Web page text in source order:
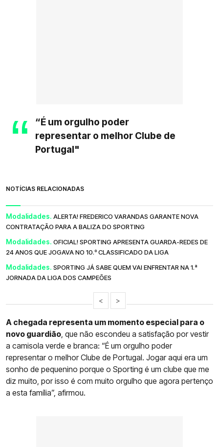
“É um orgulho poder
representar o melhor Clube de
Portugal"
NOTÍCIAS RELACIONADAS
Modalidades. ALERTA! FREDERICO VARANDAS GARANTE NOVA
CONTRATAÇÃO PARA A BALIZA DO SPORTING
Modalidades. OFICIAL! SPORTING APRESENTA GUARDA-REDES DE
24 ANOS QUE JOGAVA NO 10.º CLASSIFICADO DA LIGA
Modalidades. SPORTING JÁ SABE QUEM VAI ENFRENTAR NA 1.ª
JORNADA DA LIGA DOS CAMPEÕES
< >
A chegada representa um momento especial para o
novo guardião, que não escondeu a satisfação por vestir
a camisola verde e branca: “É um orgulho poder
representar o melhor Clube de Portugal. Jogar aqui era um
sonho de pequenino porque o Sporting é um clube que me
diz muito, por isso é com muito orgulho que agora pertenço
a esta família”, afirmou.